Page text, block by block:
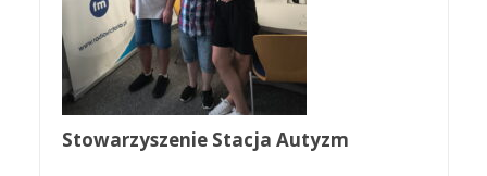
Stowarzyszenie Stacja Autyzm